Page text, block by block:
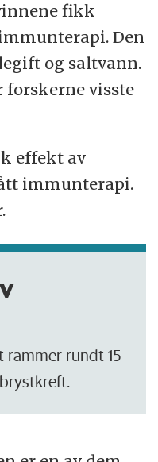
fikk
Den
og saltvann.
forskerne visste
effekt av
immunterapi.
rundt 15